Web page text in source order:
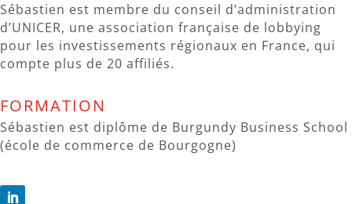
Sébastien est membre du conseil d’administration
d’UNICER, une association française de lobbying
pour les investissements régionaux en France, qui
compte plus de 20 affiliés.
FORMATION
Sébastien est diplôme de Burgundy Business School
(école de commerce de Bourgogne)